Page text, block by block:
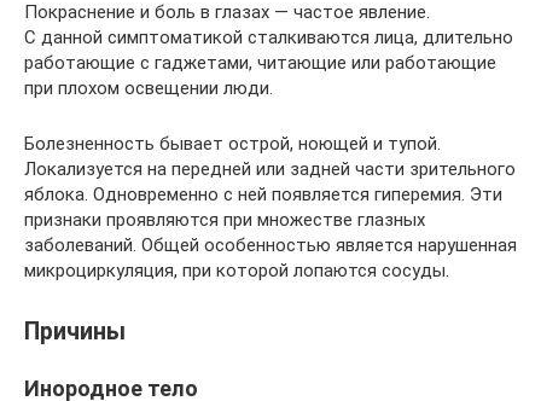
Покраснение и боль в глазах — частое явление.
С данной симптоматикой сталкиваются лица, длительно
работающие с гаджетами, читающие или работающие
при плохом освещении люди.
Болезненность бывает острой, ноющей и тупой.
Локализуется на передней или задней части зрительного
яблока. Одновременно с ней появляется гиперемия. Эти
признаки проявляются при множестве глазных
заболеваний. Общей особенностью является нарушенная
микроциркуляция, при которой лопаются сосуды.
Причины
Инородное тело